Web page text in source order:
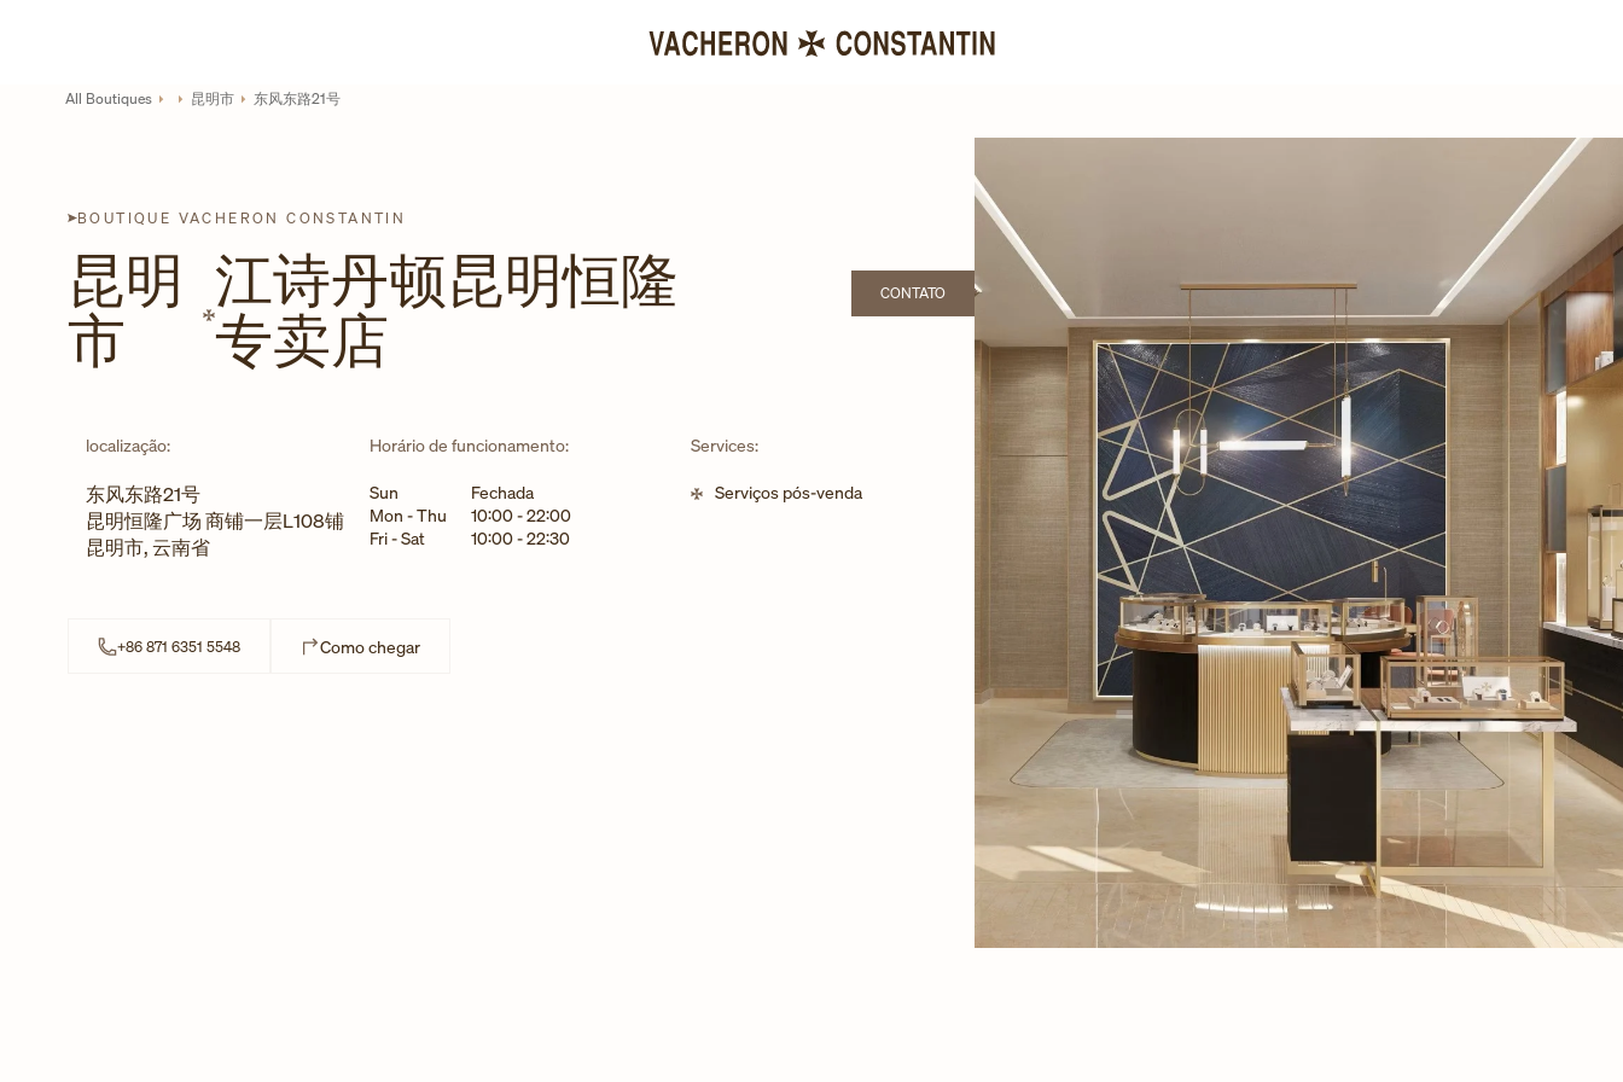
Return to Nav
All Boutiques 昆明市 东风东路21号
BOUTIQUE VACHERON CONSTANTIN
昆明
市
江诗丹顿昆明恒隆
专卖店
CONTATOLINK OPENS IN NEW TAB
localização:
东风东路21号
昆明恒隆广场 商铺一层L108铺
昆明市,云南省
Horário de funcionamento:
Dia da semanaHorário
Sun
Fechada
Mon - Thu
10:00-22:00
Fri - Sat
10:00-22:30
Services:
Serviços pós-venda
+86 871 6351 5548 Como chegarLink Opens in New Tab